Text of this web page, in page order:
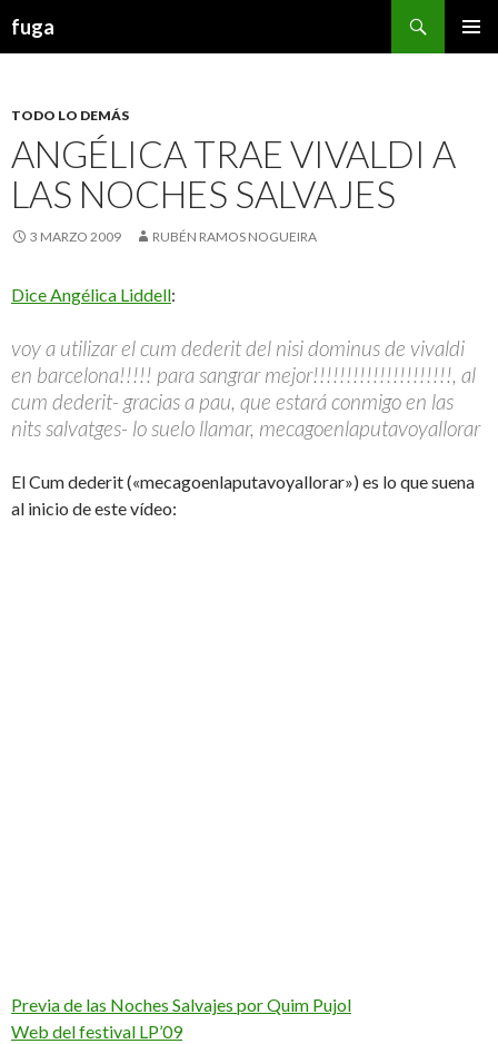
fuga
TODO LO DEMÁS
ANGÉLICA TRAE VIVALDI A
LAS NOCHES SALVAJES
3 MARZO 2009 RUBÉN RAMOS NOGUEIRA
Dice Angélica Liddell:
voy a utilizar el cum dederit del nisi dominus de vivaldi
en barcelona!!!!! para sangrar mejor!!!!!!!!!!!!!!!!!!!!!, al
cum dederit- gracias a pau, que estará conmigo en las
nits salvatges- lo suelo llamar, mecagoenlaputavoyallorar
El Cum dederit («mecagoenlaputavoyallorar») es lo que suena
al inicio de este vídeo:
Previa de las Noches Salvajes por Quim Pujol
Web del festival LP’09